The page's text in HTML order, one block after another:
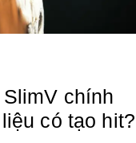
chính
có tạo hit?